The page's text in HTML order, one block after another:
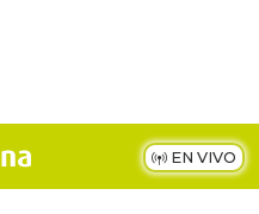
EN VIVO